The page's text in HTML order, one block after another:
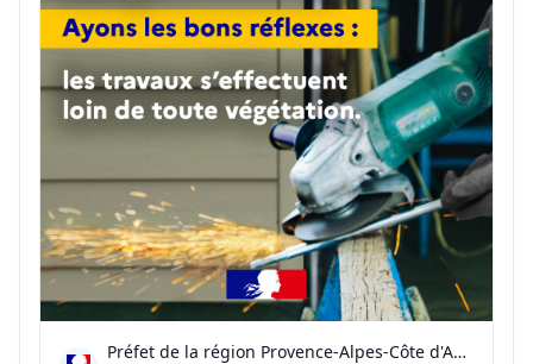
Préfet de la région Provence-Alpes-Côte d'Azur